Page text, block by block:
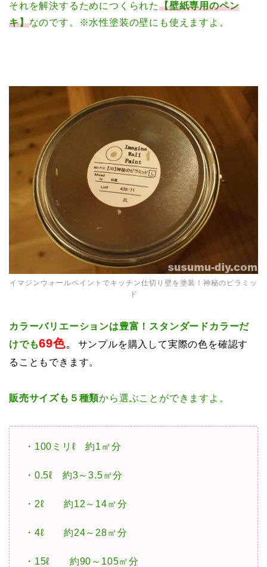
それを解決するためにつくられた【壁紙専用のペン
キ】なのです。※水性塗装の壁にも使えますよ。
イマジンウォールペイントでキッチン仕切り壁を塗装！神秘のピラミッ
ド
カラーバリエーションは豊富！スタンダードカラーだ
けでも69色。
サンプルを購入して実際の色を確認す
ることもできます。
販売サイズも５種類から選ぶことができますよ。
・100ミリℓ 約1㎡分
・0.5ℓ 約3～3.5㎡分
・2ℓ 約12～14㎡分
・4ℓ 約24～28㎡分
・15ℓ 約90～105㎡分